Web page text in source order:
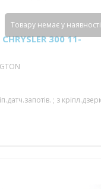
300 11-
Товару немає у наявності